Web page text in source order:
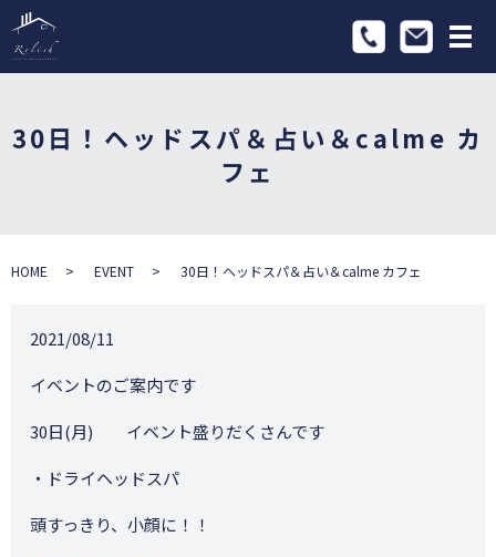
メ
30日！ヘッドスパ＆占い＆calme カ
フェ
HOME EVENT 30日！ヘッドスパ＆占い＆calme カフェ
2021/08/11
イベントのご案内です
30日(月) イベント盛りだくさんです
・ドライヘッドスパ
頭すっきり、小顔に！！